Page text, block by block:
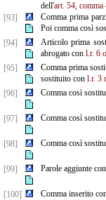
dell'art. 54, comma
[93]
Comma prima
Poi comma così
[94]
Articolo prima
abrogato con l.r. 6
[95]
Comma prima
sostituito con l.r. 3
[96]
Comma così
[97] Comma così
[98] Comma così
[99] Parole aggiunte con
[100] Comma inserito